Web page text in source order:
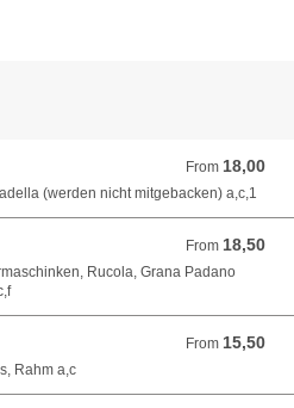
From 18,00
From 18,00 EUR
(werden nicht mitgebacken) a,c,1
From 18,50
From 18,50 EUR
Rucola, Grana Padano
From 15,50
From 15,50 EUR
Rahm a,c